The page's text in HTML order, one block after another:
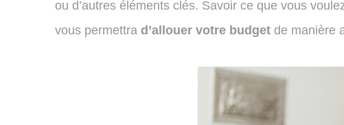
ou d’autres éléments clés. Savoir ce que vous
vous permettra d’allouer votre budget de manière